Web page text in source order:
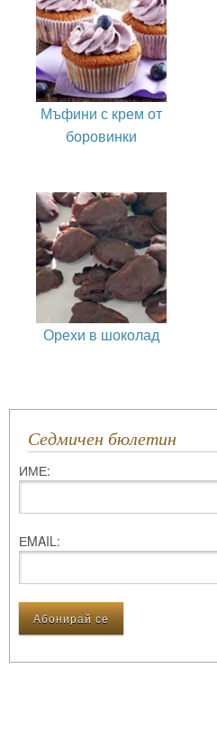
Мъфини с крем от
боровинки
Орехи в шоколад
Седмичен бюлетин
ИМЕ:
ЕMAIL: